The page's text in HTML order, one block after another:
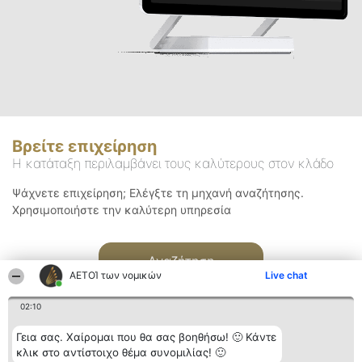
ΑΕΤΟΊ των νομικών Live chat
02:10
Γεια σας. Χαίρομαι που θα σας βοηθήσω! 🙂 Κάντε
κλικ στο αντίστοιχο θέμα συνομιλίας! 🙂
Βρείτε επιχείρηση
Η κατάταξη περιλαμβάνει τους καλύτερους στον κλάδο
Ψάχνετε επιχείρηση; Ελέγξτε τη μηχανή αναζήτησης.
Χρησιμοποιήστε την καλύτερη υπηρεσία
Αναζήτηση